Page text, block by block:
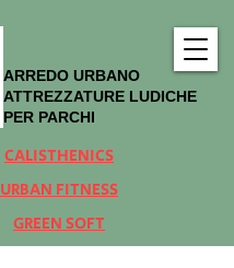
ARREDO URBANO
ATTREZZATURE LUDICHE
PER PARCHI
CALISTHENICS
URBAN FITNESS
GREEN SOFT